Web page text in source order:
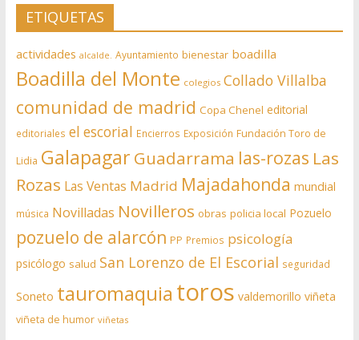
ETIQUETAS
actividades alcalde. Ayuntamiento bienestar boadilla
Boadilla del Monte colegios Collado Villalba
comunidad de madrid Copa Chenel editorial
editoriales el escorial Encierros Exposición Fundación Toro de
Lidia Galapagar Guadarrama las-rozas Las
Rozas Las Ventas Madrid Majadahonda mundial
música Novilladas Novilleros obras policia local Pozuelo
pozuelo de alarcón PP Premios psicología
psicólogo salud San Lorenzo de El Escorial seguridad
Soneto tauromaquia toros valdemorillo viñeta
viñeta de humor viñetas